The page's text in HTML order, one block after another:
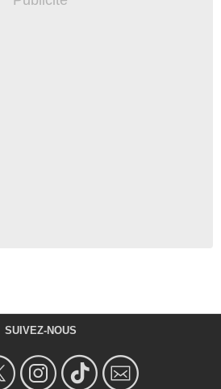
SUIVEZ-NOUS